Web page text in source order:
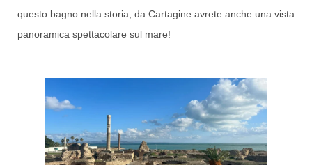
questo bagno nella storia, da Cartagine avrete anche una vista
panoramica spettacolare sul mare!